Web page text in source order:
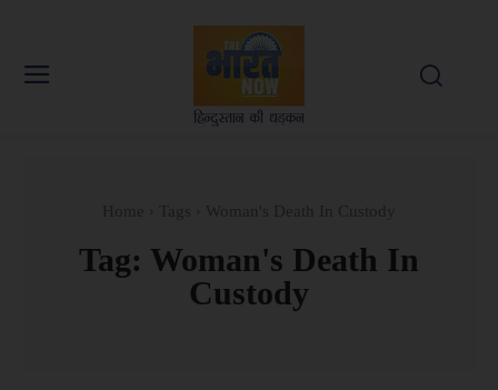
Tag: Woman's Death In
Custody